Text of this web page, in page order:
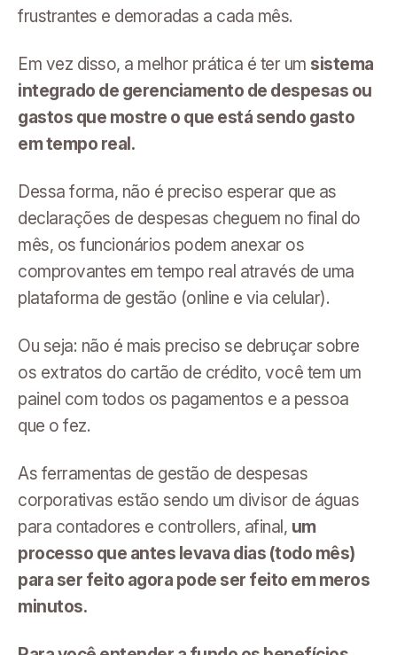
frustrantes e demoradas a cada mês.
Em vez disso, a melhor prática é ter um sistema
integrado de gerenciamento de despesas ou
gastos que mostre o que está sendo gasto
em tempo real.
Dessa forma, não é preciso esperar que as
declarações de despesas cheguem no final do
mês, os funcionários podem anexar os
comprovantes em tempo real através de uma
plataforma de gestão (online e via celular).
Ou seja: não é mais preciso se debruçar sobre
os extratos do cartão de crédito, você tem um
painel com todos os pagamentos e a pessoa
que o fez.
As ferramentas de gestão de despesas
corporativas estão sendo um divisor de águas
para contadores e controllers, afinal, um
processo que antes levava dias (todo mês)
para ser feito agora pode ser feito em meros
minutos.